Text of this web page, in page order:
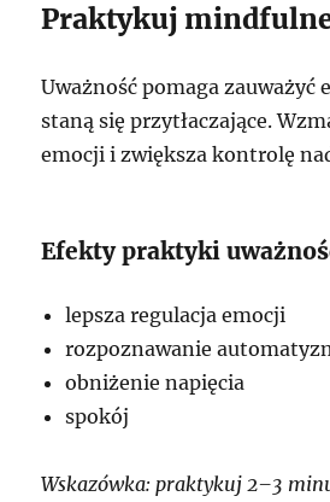
Praktykuj
Uważność pomaga zauważyć
staną się przytłaczające.
emocji i zwiększa kontrolę
Efekty praktyki
lepsza regulacja emocji
rozpoznawanie
obniżenie napięcia
spokój
Wskazówka: praktykuj 2–3